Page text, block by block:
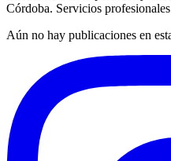
Córdoba. Servicios
Aún no hay publicaciones en